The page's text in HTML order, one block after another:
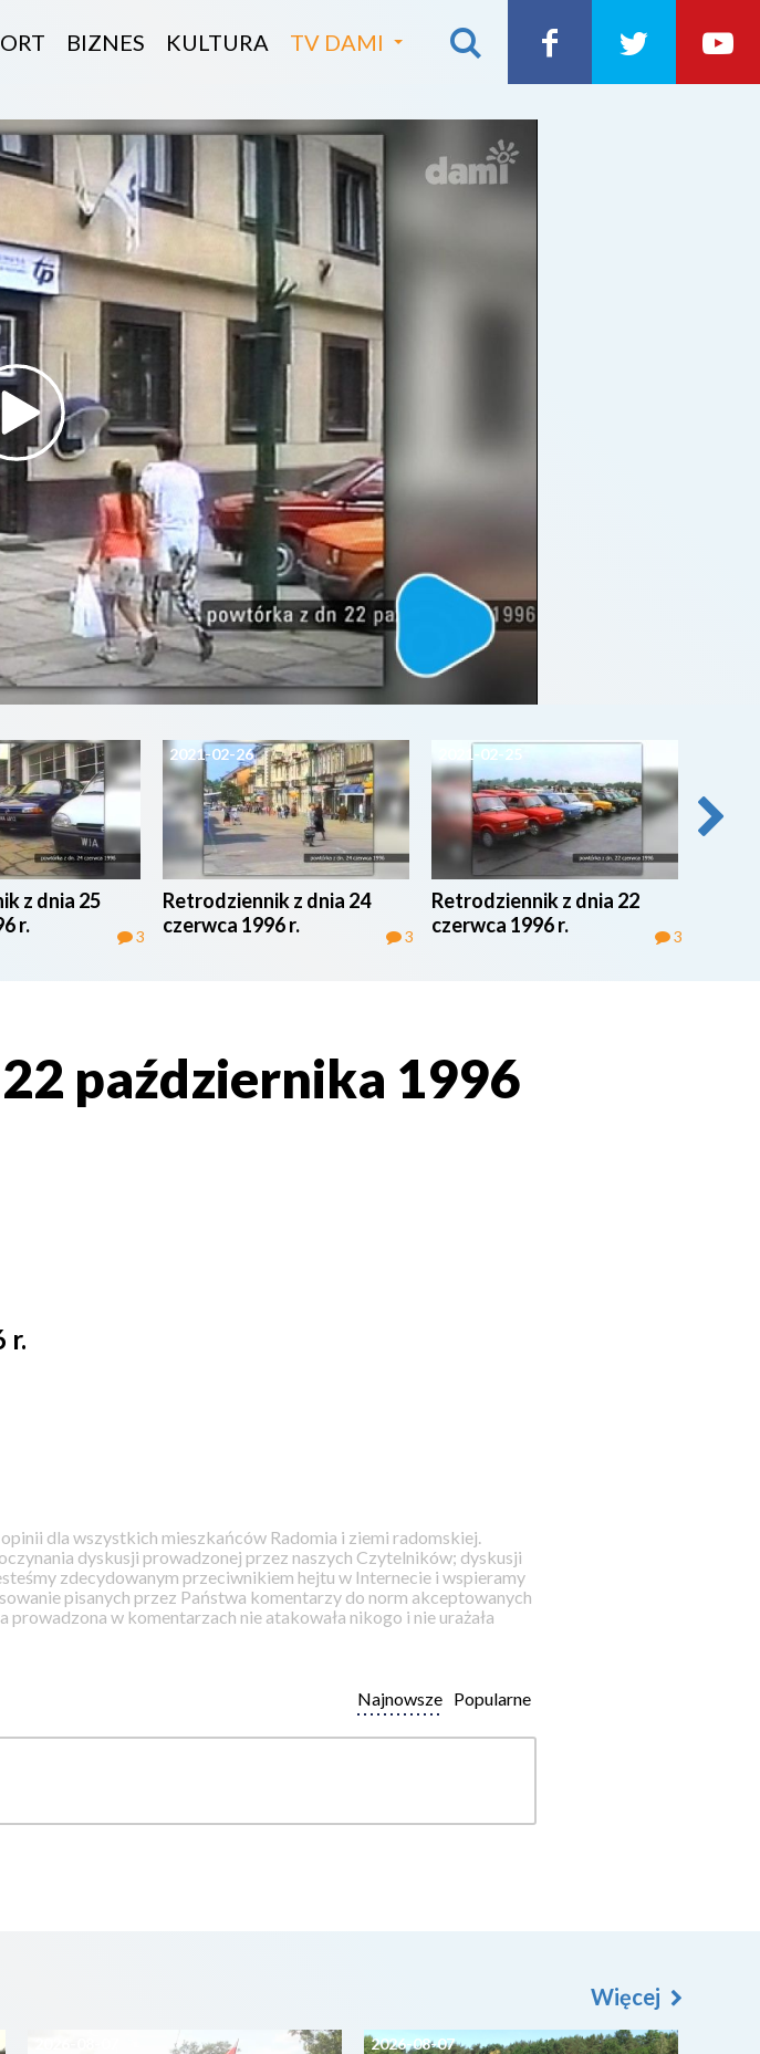
BIZNES KULTURA TV DAMI
z dnia 25
r.
3
2021-02-26
Retrodziennik z dnia 24
czerwca 1996 r.
3
2021-02-25
Retrodziennik z dnia 22
czerwca 1996 r.
3
października 1996
r.
dla wszystkich mieszkańców Radomia i ziemi radomskiej.
dyskusji prowadzonej przez naszych Czytelników; dyskusji
zdecydowanym przeciwnikiem hejtu w Internecie i wspieramy
pisanych przez Państwa komentarzy do norm akceptowanych
w komentarzach nie atakowała nikogo i nie urażała
Popularne
Najnowsze
2026-08-07
Więcej